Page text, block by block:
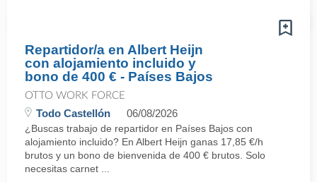
Repartidor/a en Albert Heijn
con alojamiento incluido y
bono de 400 € - Países Bajos
OTTO WORK FORCE
Todo Castellón 06/08/2026
¿Buscas trabajo de repartidor en Países Bajos con
alojamiento incluido? En Albert Heijn ganas 17,85 €/h
brutos y un bono de bienvenida de 400 € brutos. Solo
necesitas carnet ...